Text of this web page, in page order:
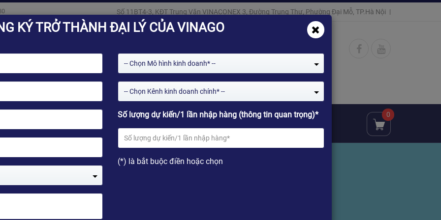
Số 11BT4-3, KĐT Trung Văn VINACONEX 3, Đường Trung Thư, Phường Đại Mỗ, TP.Hà Nội
0
KÝ TRỞ THÀNH ĐẠI LÝ CỦA VINAGO
-- Chọn Mô hình kinh doanh* --
-- Chọn Kênh kinh doanh chính* --
Số lượng dự kiến/1 lần nhập hàng (thông tin quan trọng)*
(*) là bắt buộc điền hoặc chọn